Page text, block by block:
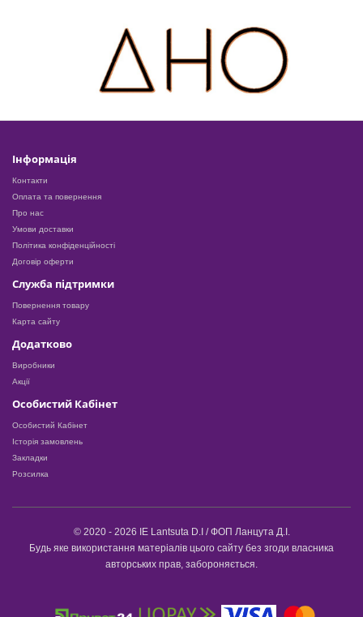
Інформація
Контакти
Оплата та повернення
Про нас
Умови доставки
Політика конфіденційності
Договір оферти
Служба підтримки
Повернення товару
Карта сайту
Додатково
Виробники
Акції
Особистий Кабінет
Особистий Кабінет
Історія замовлень
Закладки
Розсилка
© 2020 - 2026 IE Lantsuta D.I / ФОП Ланцута Д.І.
Будь яке використання матеріалів цього сайту без згоди власника
авторських прав, забороняється.